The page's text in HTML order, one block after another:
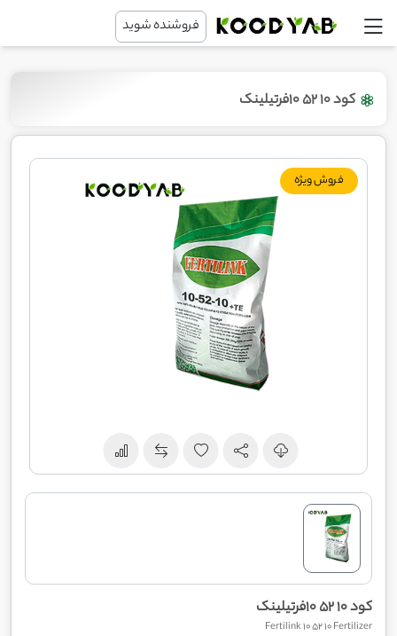
فروشنده شوید
کود 10 52 10فرتیلینک
فروش ویژه
کود 10 52 10فرتیلینک
Fertilink 10 52 10 Fertilizer